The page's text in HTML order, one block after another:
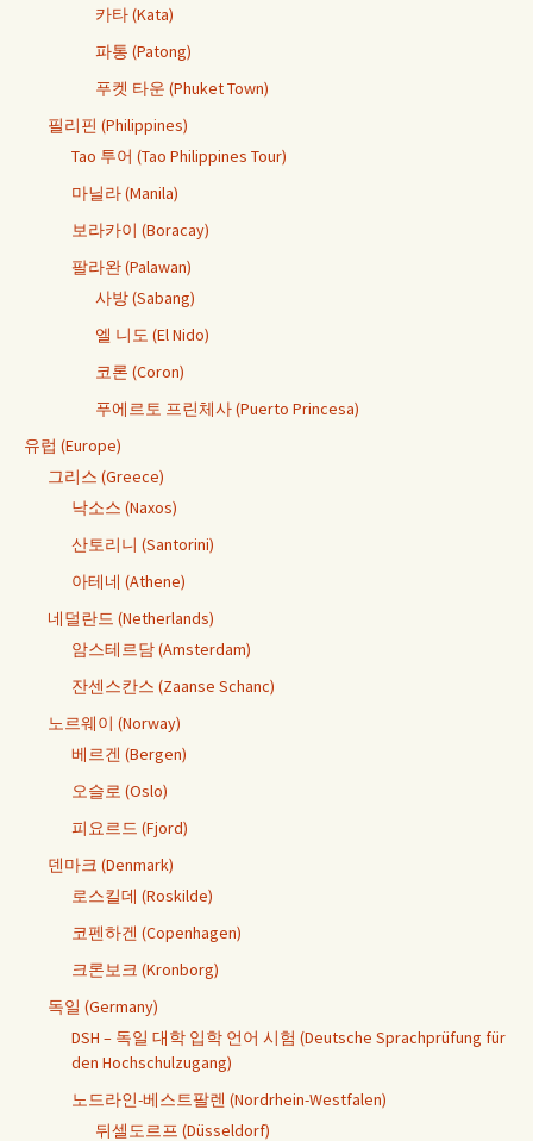
카타 (Kata)
파통 (Patong)
푸켓 타운 (Phuket Town)
필리핀 (Philippines)
Tao 투어 (Tao Philippines Tour)
마닐라 (Manila)
보라카이 (Boracay)
팔라완 (Palawan)
사방 (Sabang)
엘 니도 (El Nido)
코론 (Coron)
푸에르토 프린체사 (Puerto Princesa)
유럽 (Europe)
그리스 (Greece)
낙소스 (Naxos)
산토리니 (Santorini)
아테네 (Athene)
네덜란드 (Netherlands)
암스테르담 (Amsterdam)
잔센스칸스 (Zaanse Schanc)
노르웨이 (Norway)
베르겐 (Bergen)
오슬로 (Oslo)
피요르드 (Fjord)
덴마크 (Denmark)
로스킬데 (Roskilde)
코펜하겐 (Copenhagen)
크론보크 (Kronborg)
독일 (Germany)
DSH – 독일 대학 입학 언어 시험 (Deutsche Sprachprüfung für
den Hochschulzugang)
노드라인-베스트팔렌 (Nordrhein-Westfalen)
뒤셀도르프 (Düsseldorf)